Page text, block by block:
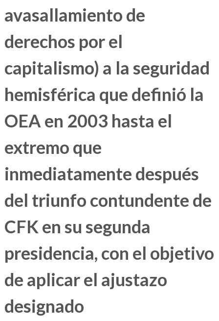
avasallamiento de
derechos por el
capitalismo) a la seguridad
hemisférica que definió la
OEA en 2003 hasta el
extremo que
inmediatamente después
del triunfo contundente de
CFK en su segunda
presidencia, con el objetivo
de aplicar el ajustazo
designado